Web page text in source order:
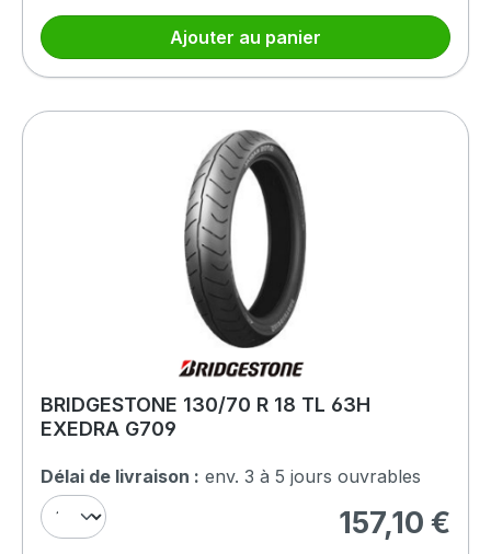
Ajouter au panier
BRIDGESTONE 130/70 R 18 TL 63H
EXEDRA G709
Délai de livraison : env. 3 à 5 jours ouvrables
Prix régulier :
157,10 €